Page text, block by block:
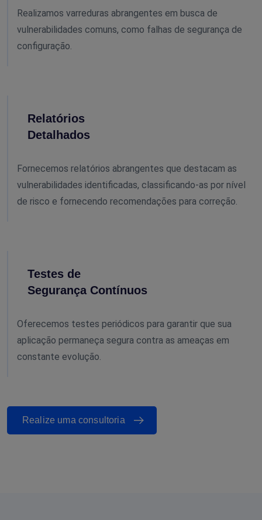
Realizamos varreduras abrangentes em busca de
vulnerabilidades comuns, como falhas de segurança de
configuração.
Relatórios
Detalhados
Fornecemos relatórios abrangentes que destacam as
vulnerabilidades identificadas, classificando-as por nível
de risco e fornecendo recomendações para correção.
Testes de
Segurança Contínuos
Oferecemos testes periódicos para garantir que sua
aplicação permaneça segura contra as ameaças em
constante evolução.
Realize uma consultoria